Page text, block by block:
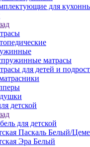
для
матрасы
для детей и
детской
для детской
Паскаль Белый/
Эра Белый